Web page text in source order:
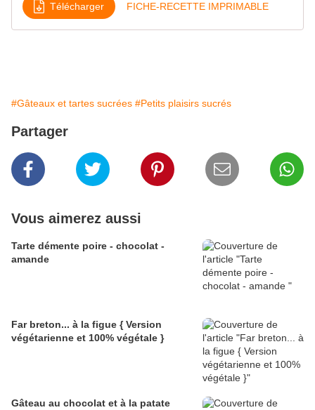
Télécharger FICHE-RECETTE IMPRIMABLE
#Gâteaux et tartes sucrées #Petits plaisirs sucrés
Partager
Vous aimerez aussi
Tarte démente poire - chocolat -
amande
Far breton... à la figue { Version
végétarienne et 100% végétale }
Gâteau au chocolat et à la patate